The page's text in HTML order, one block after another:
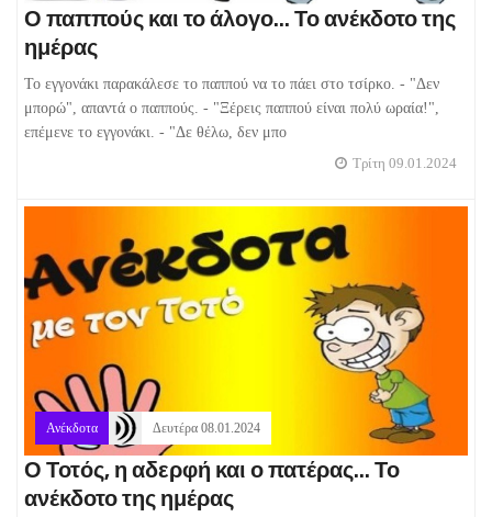
Ο παππούς και το άλογο... Το ανέκδοτο της
ημέρας
Το εγγονάκι παρακάλεσε το παππού να το πάει στο τσίρκο. - "Δεν
μπορώ", απαντά ο παππούς. - "Ξέρεις παππού είναι πολύ ωραία!",
επέμενε το εγγονάκι. - "Δε θέλω, δεν μπο
Τρίτη 09.01.2024
Ανέκδοτα Δευτέρα 08.01.2024
Ο Τοτός, η αδερφή και ο πατέρας... Το
ανέκδοτο της ημέρας